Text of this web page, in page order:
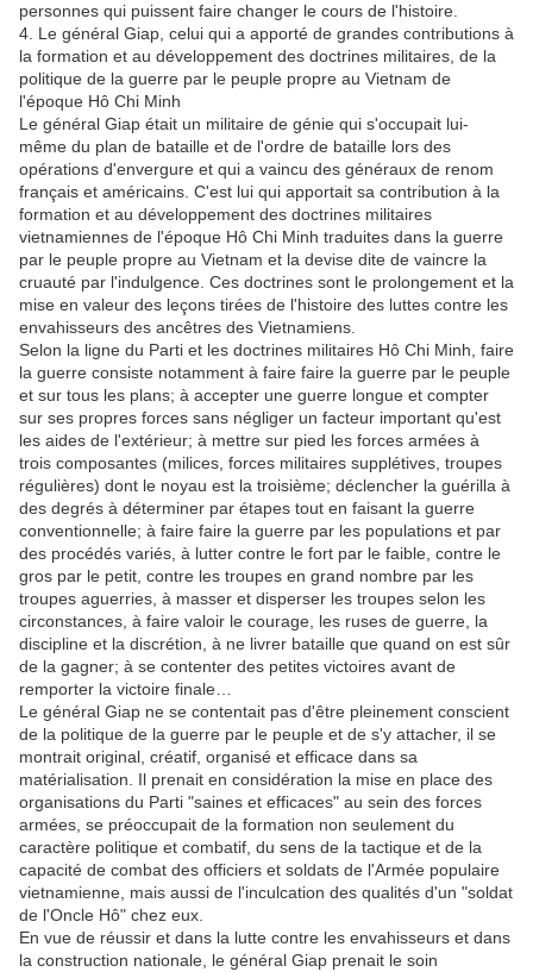
personnes qui puissent faire changer le cours de l'histoire.
4. Le général Giap, celui qui a apporté de grandes contributions à
la formation et au développement des doctrines militaires, de la
politique de la guerre par le peuple propre au Vietnam de
l'époque Hô Chi Minh
Le général Giap était un militaire de génie qui s'occupait lui-
même du plan de bataille et de l'ordre de bataille lors des
opérations d'envergure et qui a vaincu des généraux de renom
français et américains. C'est lui qui apportait sa contribution à la
formation et au développement des doctrines militaires
vietnamiennes de l'époque Hô Chi Minh traduites dans la guerre
par le peuple propre au Vietnam et la devise dite de vaincre la
cruauté par l'indulgence. Ces doctrines sont le prolongement et la
mise en valeur des leçons tirées de l'histoire des luttes contre les
envahisseurs des ancêtres des Vietnamiens.
Selon la ligne du Parti et les doctrines militaires Hô Chi Minh, faire
la guerre consiste notamment à faire faire la guerre par le peuple
et sur tous les plans; à accepter une guerre longue et compter
sur ses propres forces sans négliger un facteur important qu'est
les aides de l'extérieur; à mettre sur pied les forces armées à
trois composantes (milices, forces militaires supplétives, troupes
régulières) dont le noyau est la troisième; déclencher la guérilla à
des degrés à déterminer par étapes tout en faisant la guerre
conventionnelle; à faire faire la guerre par les populations et par
des procédés variés, à lutter contre le fort par le faible, contre le
gros par le petit, contre les troupes en grand nombre par les
troupes aguerries, à masser et disperser les troupes selon les
circonstances, à faire valoir le courage, les ruses de guerre, la
discipline et la discrétion, à ne livrer bataille que quand on est sûr
de la gagner; à se contenter des petites victoires avant de
remporter la victoire finale…
Le général Giap ne se contentait pas d'être pleinement conscient
de la politique de la guerre par le peuple et de s'y attacher, il se
montrait original, créatif, organisé et efficace dans sa
matérialisation. Il prenait en considération la mise en place des
organisations du Parti "saines et efficaces" au sein des forces
armées, se préoccupait de la formation non seulement du
caractère politique et combatif, du sens de la tactique et de la
capacité de combat des officiers et soldats de l'Armée populaire
vietnamienne, mais aussi de l'inculcation des qualités d'un "soldat
de l'Oncle Hô" chez eux.
En vue de réussir et dans la lutte contre les envahisseurs et dans
la construction nationale, le général Giap prenait le soin